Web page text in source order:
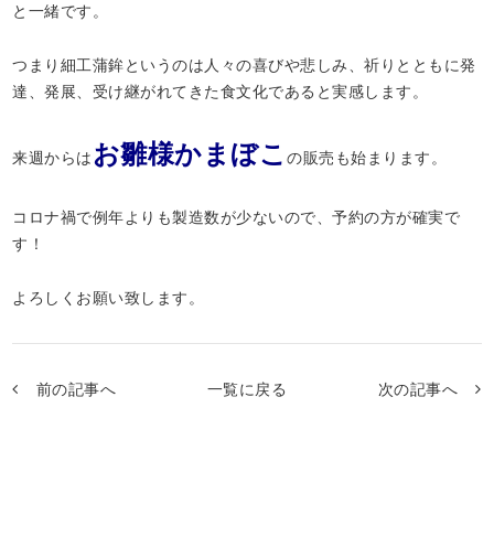
と一緒です。
つまり細工蒲鉾というのは人々の喜びや悲しみ、祈りとともに発
達、発展、受け継がれてきた食文化であると実感します。
来週からは お雛様かまぼこの販売も始まります。
コロナ禍で例年よりも製造数が少ないので、予約の方が確実で
す！
よろしくお願い致します。
前の記事へ 一覧に戻る 次の記事へ